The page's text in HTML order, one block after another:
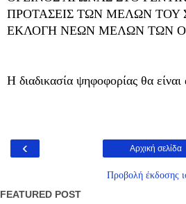
ΠΡΟΤΑΣΕΙΣ ΤΩΝ ΜΕΛΩΝ ΤΟΥ
ΕΚΛΟΓΗ ΝΕΩΝ ΜΕΛΩΝ ΤΩΝ
Η διαδικασία ψηφοφορίας θα
‹ Αρχική σελίδα
Προβολή έκδοσης
FEATURED POST